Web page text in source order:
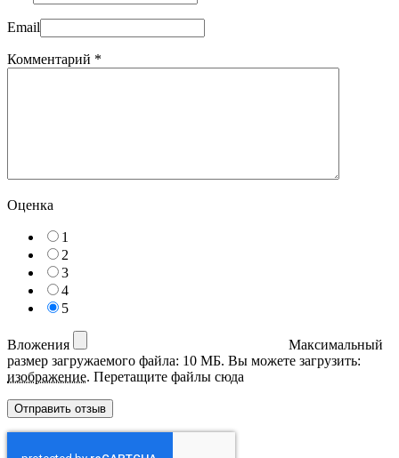
Email
Комментарий *
Оценка
1
2
3
4
5
Вложения
Максимальный
размер загружаемого файла: 10 МБ. Вы можете загрузить:
изображение. Перетащите файлы сюда